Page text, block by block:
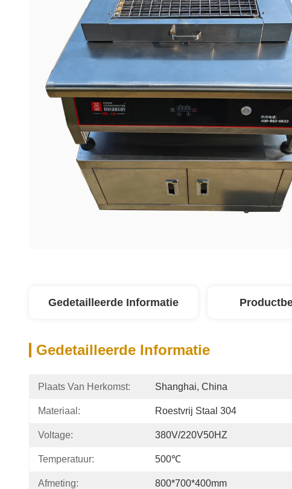
Gedetailleerde Informatie
Gedetailleerde Informatie
Plaats Van Herkomst: Shanghai, China
Materiaal: Roestvrij Staal 304
Voltage: 380V/220V50HZ
Temperatuur: 500℃
Afmeting: 800*700*400mm